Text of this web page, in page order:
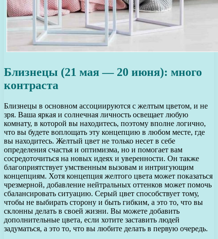
Близнецы (21 мая — 20 июня): много
контраста
Близнецы в основном ассоциируются с желтым цветом, и не
зря. Ваша яркая и солнечная личность освещает любую
комнату, в которой вы находитесь, поэтому вполне логично,
что вы будете воплощать эту концепцию в любом месте, где
вы находитесь. Желтый цвет не только несет в себе
определения счастья и оптимизма, но и помогает вам
сосредоточиться на новых идеях и уверенности. Он также
благоприятствует умственным вызовам и интригующим
концепциям. Хотя концепция желтого цвета может показаться
чрезмерной, добавление нейтральных оттенков может помочь
сбалансировать ситуацию. Серый цвет способствует тому,
чтобы не выбирать сторону и быть гибким, а это то, что вы
склонны делать в своей жизни. Вы можете добавить
дополнительные цвета, если хотите заставить людей
задуматься, а это то, что вы любите делать в первую очередь.